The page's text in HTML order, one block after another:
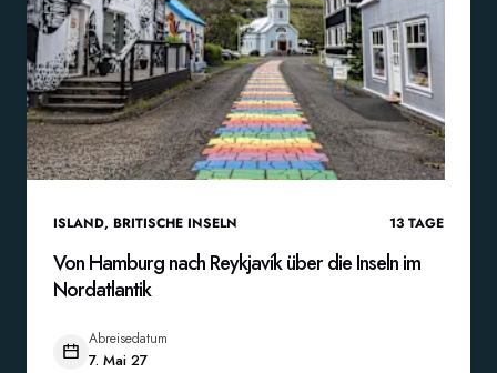
ISLAND, BRITISCHE INSELN 13 TAGE
Von Hamburg nach Reykjavík über die Inseln im
Nordatlantik
Abreisedatum
7. Mai 27